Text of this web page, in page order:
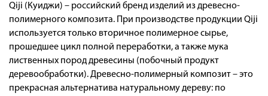
Qiji (Куиджи) – российский бренд изделий из древесно-
полимерного композита. При производстве продукции Qiji
используется только вторичное полимерное сырье,
прошедшее цикл полной переработки, а также мука
лиственных пород древесины (побочный продукт
деревообработки). Древесно-полимерный композит – это
прекрасная альтернатива натуральному дереву: по